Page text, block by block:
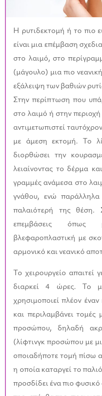
Η ρυτιδεκτομή ή το πιο
είναι μια επέμβαση
στο λαιμό, στο
(μάγουλο) μια πιο
εξάλειψη των βαθιών
Στην περίπτωση που
στο λαιμό ή στην
αντιμετωπιστεί
με άμεση εκτομή. Το
διορθώσει την
λειαίνοντας το δέρμα
γραμμές ανάμεσα στο
γνάθου, ενώ παράλληλα
παλαιότερή της θέση.
επεμβάσεις όπως
βλεφαροπλαστική με
αρμονικό και νεανικό
Το χειρουργείο απαιτεί
διαρκεί 4 ώρες. Το
χρησιμοποιεί πλέον
και περιλαμβάνει τομές
προσώπου, δηλαδή
(λίφτινγκ προσώπου με
οποιαδήποτε τομή πίσω
η οποία καταργεί το
προσδίδει ένα πιο